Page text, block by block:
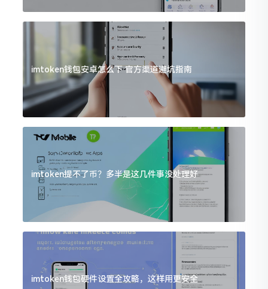
imtoken钱包安卓怎么下 官方渠道避坑指南
imtoken提不了币？多半是这几件事没处理好
imtoken钱包硬件设置全攻略，这样用更安全